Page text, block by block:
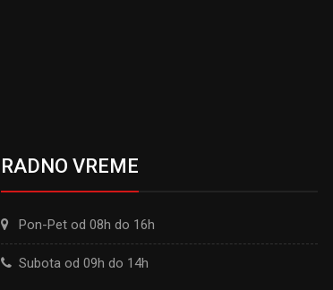
RADNO VREME
Pon-Pet od 08h do 16h
Subota od 09h do 14h